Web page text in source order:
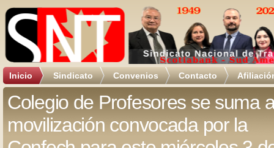
Inicio Sindicato Convenios Contacto
Colegio de Profesores se suma
movilización convocada por la